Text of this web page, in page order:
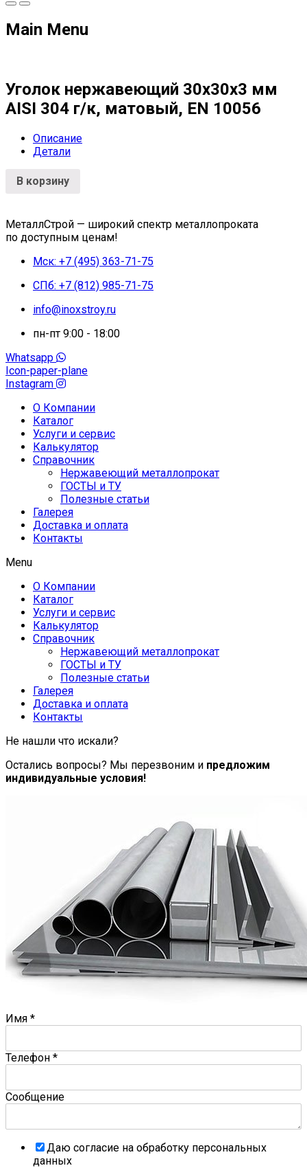
Main Menu
Уголок нержавеющий 30х30х3 мм
AISI 304 г/к, матовый, EN 10056
Описание
Детали
В корзину
МеталлСтрой — широкий спектр металлопроката
по доступным ценам!
Мск: +7 (495) 363-71-75
СПб: +7 (812) 985-71-75
info@inoxstroy.ru
пн-пт 9:00 - 18:00
Whatsapp
Icon-paper-plane
Instagram
О Компании
Каталог
Услуги и сервис
Калькулятор
Справочник
Нержавеющий металлопрокат
ГОСТЫ и ТУ
Полезные статьи
Галерея
Доставка и оплата
Контакты
Menu
О Компании
Каталог
Услуги и сервис
Калькулятор
Справочник
Нержавеющий металлопрокат
ГОСТЫ и ТУ
Полезные статьи
Галерея
Доставка и оплата
Контакты
Не нашли что искали?
Остались вопросы? Мы перезвоним и предложим
индивидуальные условия!
Имя *
Телефон *
Сообщение
Даю согласие на обработку персональных
данных